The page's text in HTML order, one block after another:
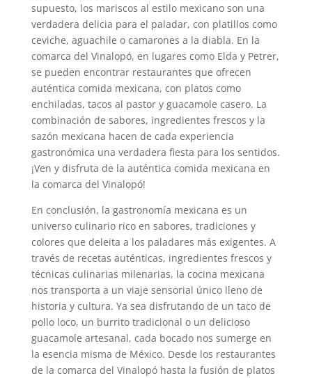
supuesto, los mariscos al estilo mexicano son una
verdadera delicia para el paladar, con platillos como
ceviche, aguachile o camarones a la diabla. En la
comarca del Vinalopó, en lugares como Elda y Petrer,
se pueden encontrar restaurantes que ofrecen
auténtica comida mexicana, con platos como
enchiladas, tacos al pastor y guacamole casero. La
combinación de sabores, ingredientes frescos y la
sazón mexicana hacen de cada experiencia
gastronómica una verdadera fiesta para los sentidos.
¡Ven y disfruta de la auténtica comida mexicana en
la comarca del Vinalopó!
En conclusión, la gastronomía mexicana es un
universo culinario rico en sabores, tradiciones y
colores que deleita a los paladares más exigentes. A
través de recetas auténticas, ingredientes frescos y
técnicas culinarias milenarias, la cocina mexicana
nos transporta a un viaje sensorial único lleno de
historia y cultura. Ya sea disfrutando de un taco de
pollo loco, un burrito tradicional o un delicioso
guacamole artesanal, cada bocado nos sumerge en
la esencia misma de México. Desde los restaurantes
de la comarca del Vinalopó hasta la fusión de platos